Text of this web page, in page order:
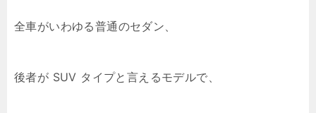
全車がいわゆる普通のセダン、
後者が SUV タイプと言えるモデルで、